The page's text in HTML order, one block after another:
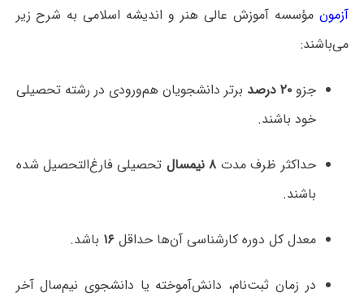
آزمون مؤسسه آموزش عالی هنر و اندیشه اسلامی به شرح زیر
می‌باشند:
جزو۲۰ درصد
برتر دانشجویان هم‌ورودی در رشته تحصیلی
خود باشند.
حداکثر ظرف مدت ۸ نیمسال
تحصیلی فارغ‌التحصیل شده
باشند.
معدل کل دوره کارشناسی آن‌ها حداقل۱۶ باشد.
در زمان ثبت‌نام، دانش‌آموخته یا دانشجوی نیم‌سال آخر